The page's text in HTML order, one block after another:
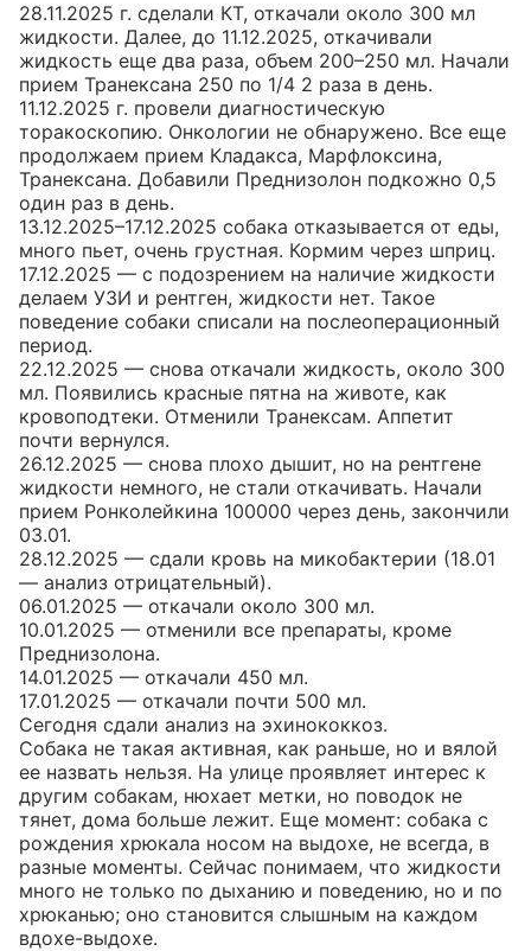
28.11.2025 г. сделали КТ, откачали около 300 мл
жидкости. Далее, до 11.12.2025, откачивали
жидкость еще два раза, объем 200–250 мл. Начали
прием Транексана 250 по 1/4 2 раза в день.
11.12.2025 г. провели диагностическую
торакоскопию. Онкологии не обнаружено. Все еще
продолжаем прием Кладакса, Марфлоксина,
Транексана. Добавили Преднизолон подкожно 0,5
один раз в день.
13.12.2025–17.12.2025 собака отказывается от еды,
много пьет, очень грустная. Кормим через шприц.
17.12.2025 — с подозрением на наличие жидкости
делаем УЗИ и рентген, жидкости нет. Такое
поведение собаки списали на послеоперационный
период.
22.12.2025 — снова откачали жидкость, около 300
мл. Появились красные пятна на животе, как
кровоподтеки. Отменили Транексам. Аппетит
почти вернулся.
26.12.2025 — снова плохо дышит, но на рентгене
жидкости немного, не стали откачивать. Начали
прием Ронколейкина 100000 через день, закончили
03.01.
28.12.2025 — сдали кровь на микобактерии (18.01
— анализ отрицательный).
06.01.2025 — откачали около 300 мл.
10.01.2025 — отменили все препараты, кроме
Преднизолона.
14.01.2025 — откачали 450 мл.
17.01.2025 — откачали почти 500 мл.
Сегодня сдали анализ на эхинококкоз.
Собака не такая активная, как раньше, но и вялой
ее назвать нельзя. На улице проявляет интерес к
другим собакам, нюхает метки, но поводок не
тянет, дома больше лежит. Еще момент: собака с
рождения хрюкала носом на выдохе, не всегда, в
разные моменты. Сейчас понимаем, что жидкости
много не только по дыханию и поведению, но и по
хрюканью; оно становится слышным на каждом
вдохе-выдохе.